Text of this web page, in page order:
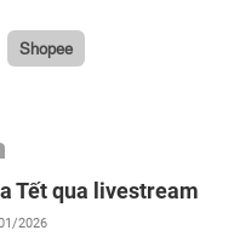
Shopee
Tết qua livestream
2026